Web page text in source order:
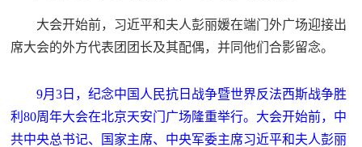
大会开始前，习近平和夫人彭丽媛在端门外广场迎接出
席大会的外方代表团团长及其配偶，并同他们合影留念。
9月3日，纪念中国人民抗日战争暨世界反法西斯战争胜
利80周年大会在北京天安门广场隆重举行。大会开始前，中
共中央总书记、国家主席、中央军委主席习近平和夫人彭丽